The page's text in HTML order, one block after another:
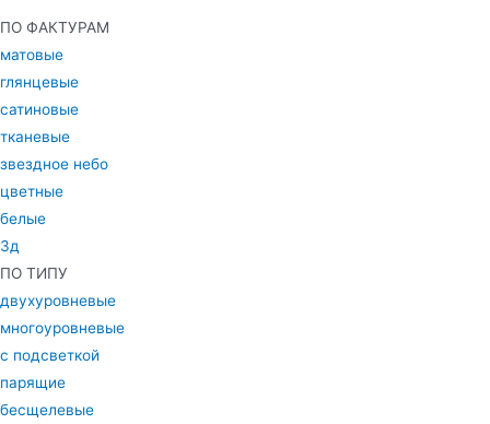
ПО ФАКТУРАМ
матовые
глянцевые
сатиновые
тканевые
звездное небо
цветные
белые
3д
ПО ТИПУ
двухуровневые
многоуровневые
с подсветкой
парящие
бесщелевые